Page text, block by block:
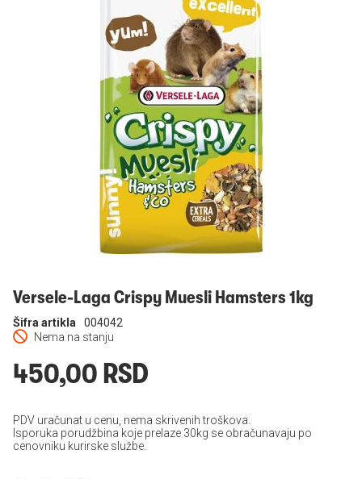
Versele-Laga Crispy Muesli Hamsters 1kg
Nema na stanju
Šifra artikla 004042
450,00 RSD
PDV uračunat u cenu, nema skrivenih troškova.
Isporuka porudžbina koje prelaze 30kg se obračunavaju po
cenovniku kurirske službe.